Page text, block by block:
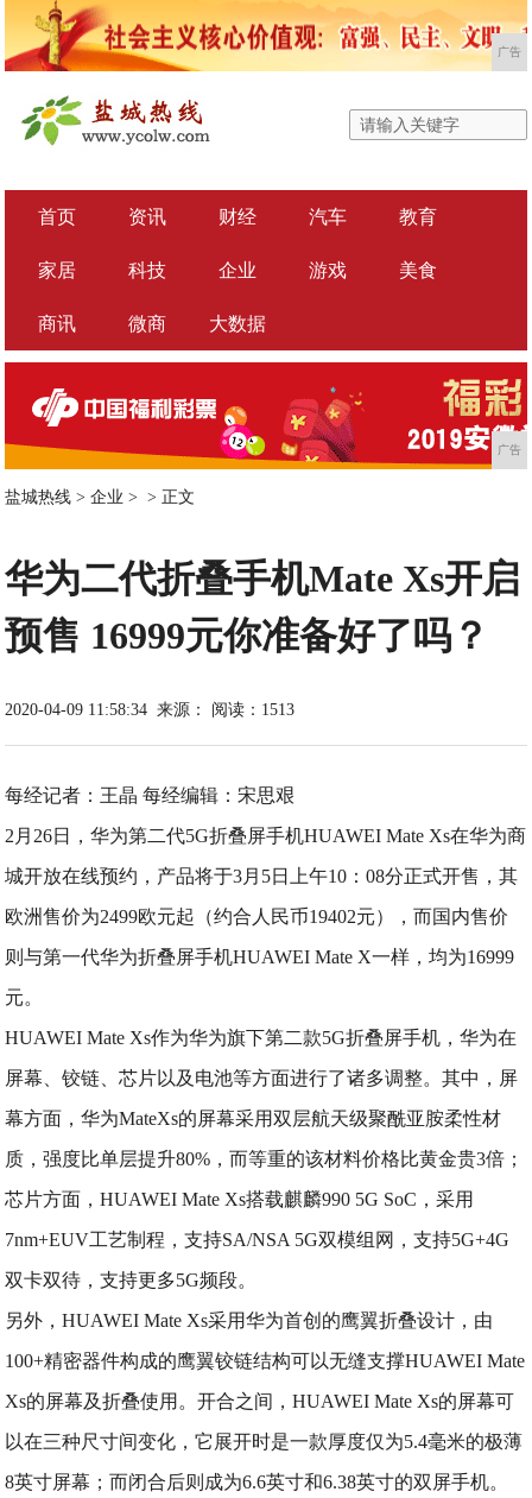
广告
首页 资讯 财经 汽车 教育
家居 科技 企业 游戏 美食
商讯 微商 大数据
广告
盐城热线 >企业 > > 正文
华为二代折叠手机Mate Xs开启
预售 16999元你准备好了吗？
2020-04-09 11:58:34 来源： 阅读：1513
每经记者：王晶 每经编辑：宋思艰
2月26日，华为第二代5G折叠屏手机HUAWEI Mate Xs在华为商
城开放在线预约，产品将于3月5日上午10：08分正式开售，其
欧洲售价为2499欧元起（约合人民币19402元），而国内售价
则与第一代华为折叠屏手机HUAWEI Mate X一样，均为16999
元。
HUAWEI Mate Xs作为华为旗下第二款5G折叠屏手机，华为在
屏幕、铰链、芯片以及电池等方面进行了诸多调整。其中，屏
幕方面，华为MateXs的屏幕采用双层航天级聚酰亚胺柔性材
质，强度比单层提升80%，而等重的该材料价格比黄金贵3倍；
芯片方面，HUAWEI Mate Xs搭载麒麟990 5G SoC，采用
7nm+EUV工艺制程，支持SA/NSA 5G双模组网，支持5G+4G
双卡双待，支持更多5G频段。
另外，HUAWEI Mate Xs采用华为首创的鹰翼折叠设计，由
100+精密器件构成的鹰翼铰链结构可以无缝支撑HUAWEI Mate
Xs的屏幕及折叠使用。开合之间，HUAWEI Mate Xs的屏幕可
以在三种尺寸间变化，它展开时是一款厚度仅为5.4毫米的极薄
8英寸屏幕；而闭合后则成为6.6英寸和6.38英寸的双屏手机。